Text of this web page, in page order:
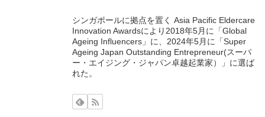
シンガポールに拠点を置く Asia Pacific Eldercare
Innovation Awardsにより2018年5月に「Global
Ageing Influencers」に、2024年5月に「Super
Ageing Japan Outstanding Entrepreneur(スーパ
ー・エイジング・ジャパン卓越起業家）」に選ば
れた。